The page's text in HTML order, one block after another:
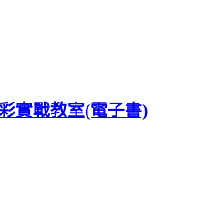
實戰教室(電子書)